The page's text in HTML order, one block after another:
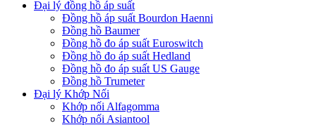
Đại lý đồng hồ áp suất
Đồng hồ áp suất Bourdon Haenni
Đồng hồ Baumer
Đồng hồ đo áp suất Euroswitch
Đồng hồ đo áp suất Hedland
Đồng hồ đo áp suất US Gauge
Đồng hồ Trumeter
Đại lý Khớp Nối
Khớp nối Alfagomma
Khớp nối Asiantool